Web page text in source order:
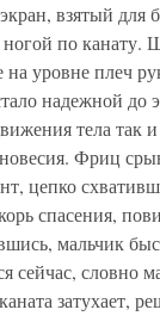
взятый для
ногой по
уровне плеч
надежной до
тела так
Фриц
цепко
спасения,
мальчик
сейчас, словно
затухает,